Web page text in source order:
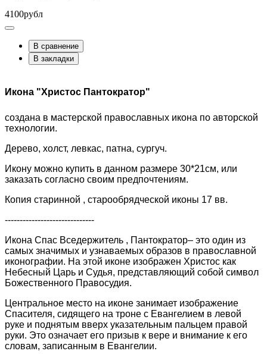
4100рубл
В сравнение
В закладки
Икона "Христос Пантократор"
создана в мастерской православных икона по авторской
технологии.
Дерево, холст, левкас, патна, сургуч.
Икону можно купить в данном размере 30*21см, или
заказать согласно своим предпочтениям.
Копия старинной , старообрядческой иконы 17 вв.
------------------------------
Икона Спас Вседержитель , Пантократор– это один из
самых значимых и узнаваемых образов в православной
иконографии. На этой иконе изображен Христос как
Небесный Царь и Судья, представляющий собой символ
Божественного Правосудия.
Центральное место на иконе занимает изображение
Спасителя, сидящего на троне с Евангелием в левой
руке и поднятым вверх указательным пальцем правой
руки. Это означает его призыв к вере и внимание к его
словам, записанным в Евангелии.